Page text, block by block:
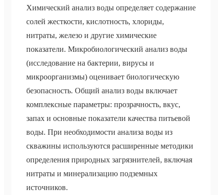
Химический анализ воды определяет содержание
солей жесткости, кислотность, хлориды,
нитраты, железо и другие химические
показатели. Микробиологический анализ воды
(исследование на бактерии, вирусы и
микроорганизмы) оценивает биологическую
безопасность. Общий анализ воды включает
комплексные параметры: прозрачность, вкус,
запах и основные показатели качества питьевой
воды. При необходимости анализа воды из
скважины используются расширенные методики
определения природных загрязнителей, включая
нитраты и минерализацию подземных
источников.